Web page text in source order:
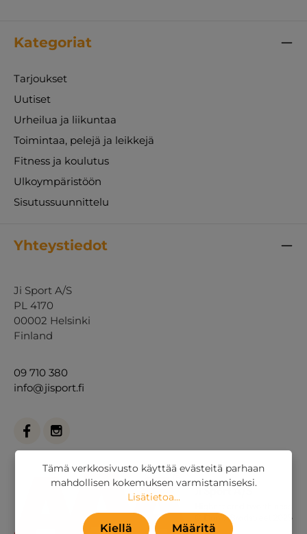
Kategoriat
Tarjoukset
Uutiset
Urheilua ja liikuntaa
Toimintaa, pelejä ja leikkejä
Fitness ja koulutus
Ulkoympäristöön
Sisutussuunnittelu
Yhteystiedot
Ji Sport A/S
PL 4170
00002 Helsinki
Finland
09 710 380
info@jisport.fi
Tämä verkkosivusto käyttää evästeitä parhaan
mahdollisen kokemuksen varmistamiseksi.
Lisätietoa...
Kiellä Määritä